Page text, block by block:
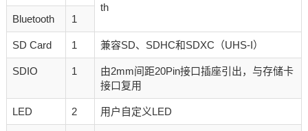
th
Bluetooth
1
SD Card 1 兼容SD、SDHC和SDXC（UHS-I）
SDIO 1
由2mm间距20Pin接口插座引出，与存储卡
接口复用
LED 2 用户自定义LED